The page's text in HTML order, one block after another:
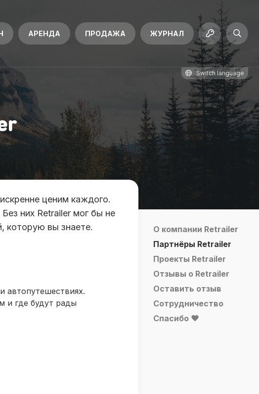
АРЕНДА ПРОДАЖА ЖУРНАЛ
Switch language
О компании Retrailer
Партнёры Retrailer
Проекты Retrailer
Отзывы о Retrailer
Оставить отзыв
Сотрудничество
Спасибо ❤
ценим каждого.
них Retrailer мог бы не
которую вы знаете.
автопутешествиях.
и где будут рады